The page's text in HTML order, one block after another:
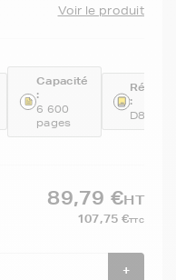
Voir le produit
Capacité
:
6 600
pages
:
D8J08A
89,79 €HT
107,75 €TTC
+